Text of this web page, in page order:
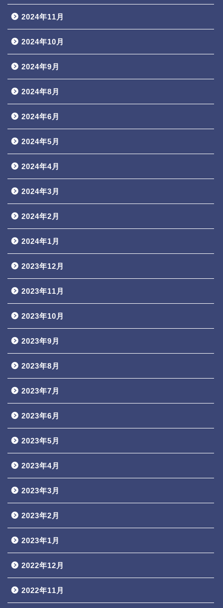
2024年11月
2024年10月
2024年9月
2024年8月
2024年6月
2024年5月
2024年4月
2024年3月
2024年2月
2024年1月
2023年12月
2023年11月
2023年10月
2023年9月
2023年8月
2023年7月
2023年6月
2023年5月
2023年4月
2023年3月
2023年2月
2023年1月
2022年12月
2022年11月